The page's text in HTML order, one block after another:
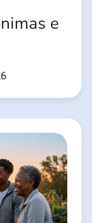
e